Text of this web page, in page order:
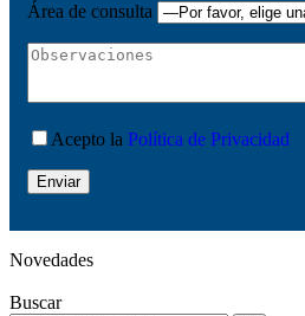
Área de consulta
Acepto la Política de Privacidad
Novedades
Buscar